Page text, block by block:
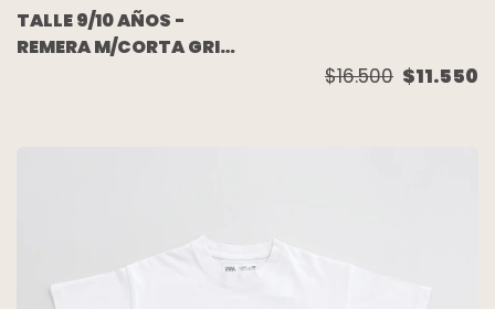
TALLE 9/10 AÑOS -
REMERA M/CORTA GRIS
$16.500 $11.550